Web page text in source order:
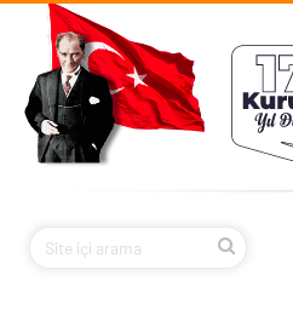
Ana içeriğe atla